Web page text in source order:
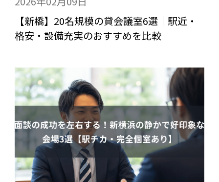
【新橋】20名規模の貸会議室6選｜駅近・
格安・設備充実のおすすめを比較